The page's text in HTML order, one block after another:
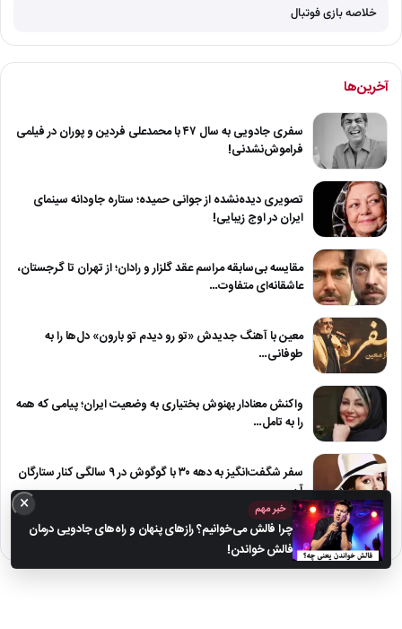
خلاصه بازی فوتبال
آخرین‌ها
سفری جادویی به سال ۴۷ با محمدعلی فردین و پوران در فیلمی
فراموش‌نشدنی!
تصویری دیده‌نشده از جوانی حمیده؛ ستاره جاودانه سینمای
ایران در اوج زیبایی!
مقایسه بی‌سابقه مراسم عقد گلزار و رادان؛ از تهران تا گرجستان،
عاشقانه‌ای متفاوت…
معین با آهنگ جدیدش «تو رو دیدم تو بارون» دل‌ها را به
طوفانی…
واکنش معنادار بهنوش بختیاری به وضعیت ایران؛ پیامی که همه
را به تامل…
سفر شگفت‌انگیز به دهه ۳۰ با گوگوش در ۹ سالگی کنار ستارگان
آن…
× خبر مهم
چرا فالش می‌خوانیم؟ رازهای پنهان و راه‌های جادویی درمان
فالش خواندن!